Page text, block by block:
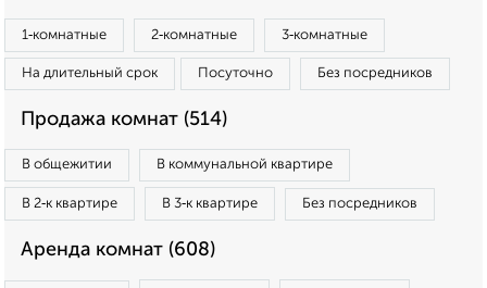
1‑комнатные 2‑комнатные 3‑комнатные
На длительный срок Посуточно Без посредников
Продажа комнат (514)
В общежитии В коммунальной квартире
В 2‑к квартире В 3‑к квартире Без посредников
Аренда комнат (608)